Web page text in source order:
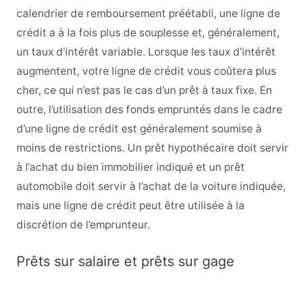
calendrier de remboursement préétabli, une ligne de
crédit a à la fois plus de souplesse et, généralement,
un taux d’intérêt variable. Lorsque les taux d’intérêt
augmentent, votre ligne de crédit vous coûtera plus
cher, ce qui n’est pas le cas d’un prêt à taux fixe. En
outre, l’utilisation des fonds empruntés dans le cadre
d’une ligne de crédit est généralement soumise à
moins de restrictions. Un prêt hypothécaire doit servir
à l’achat du bien immobilier indiqué et un prêt
automobile doit servir à l’achat de la voiture indiquée,
mais une ligne de crédit peut être utilisée à la
discrétion de l’emprunteur.
Prêts sur salaire et prêts sur gage